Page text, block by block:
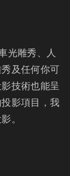
光雕秀、人
及任何你可
技術也能呈
影項目，我
。